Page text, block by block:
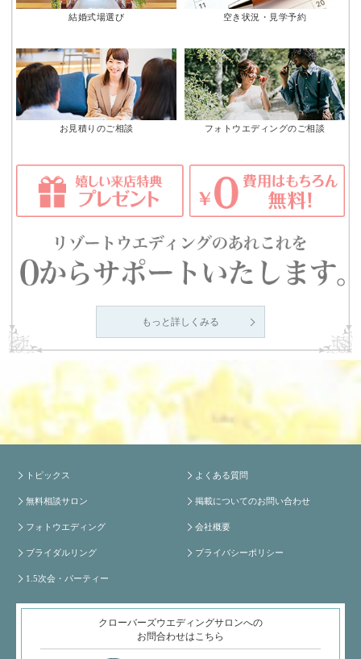
結婚式場選び 空き状況・見学予約
お見積りのご相談 フォトウエディングのご相談
もっと詳しくみる
トピックス
無料相談サロン
フォトウエディング
ブライダルリング
1.5次会・パーティー
よくある質問
掲載についてのお問い合わせ
会社概要
プライバシーポリシー
クローバーズウエディングサロンへの
お問合わせはこちら